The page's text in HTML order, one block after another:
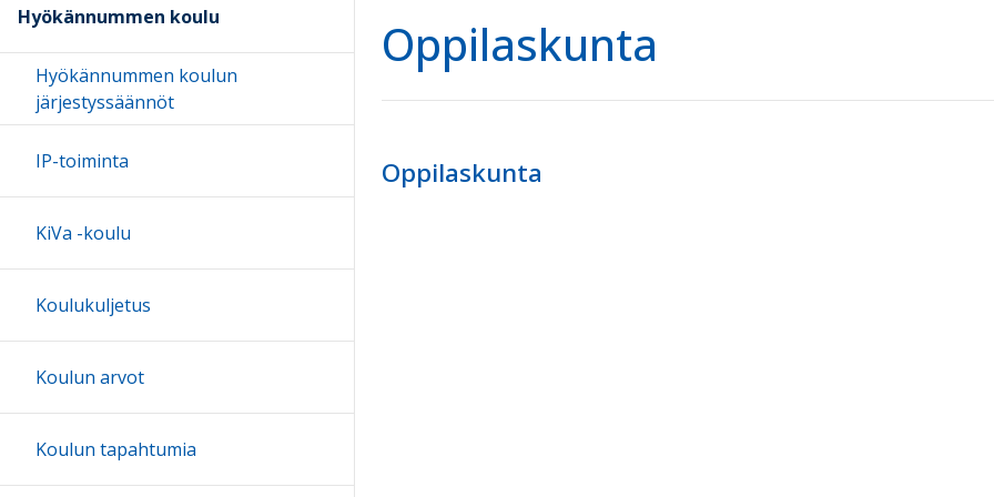
Oppilaskunta
Oppilaskunta
Hyökännummen koulu
Hyökännummen koulun
järjestyssäännöt
IP-toiminta
KiVa -koulu
Koulukuljetus
Koulun arvot
Koulun tapahtumia